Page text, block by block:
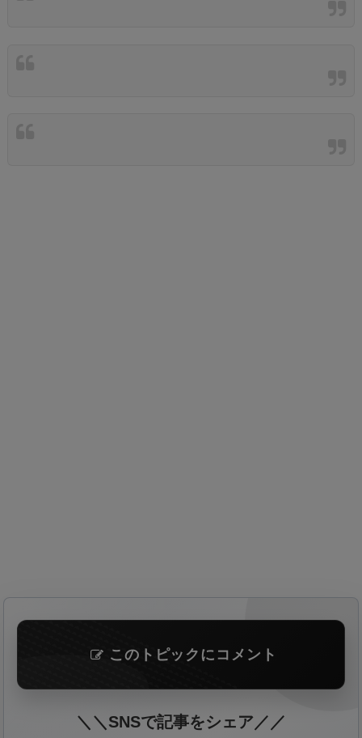
このトピックにコメント
＼＼SNSで記事をシェア／／